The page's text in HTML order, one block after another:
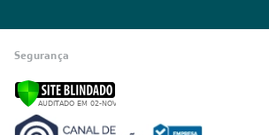
Segurança